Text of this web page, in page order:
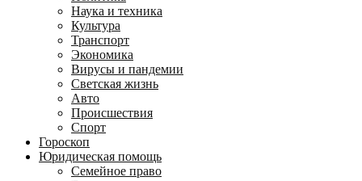
Наука и техника
Культура
Транспорт
Экономика
Вирусы и пандемии
Светская жизнь
Авто
Происшествия
Спорт
Гороскоп
Юридическая помощь
Семейное право